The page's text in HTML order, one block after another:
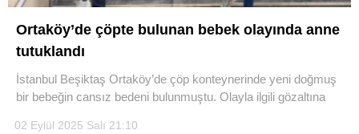
Ortaköy’de çöpte bulunan bebek olayında anne
tutuklandı
İstanbul Beşiktaş Ortaköy’de çöp konteynerinde yeni doğmuş
bir bebeğin cansız bedeni bulunmuştu. Olayla ilgili gözaltına
02 Eylül 2025 Salı 21:10